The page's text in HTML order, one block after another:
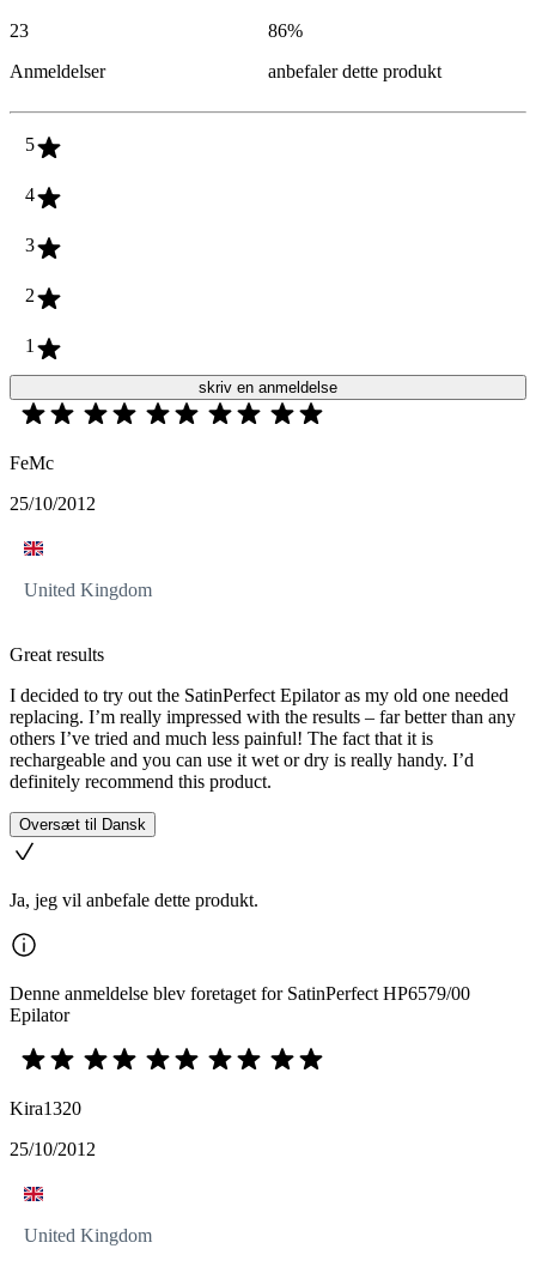
23
Anmeldelser
86%
anbefaler dette produkt
5
4
3
2
1
skriv en anmeldelse
FeMc
25/10/2012
United Kingdom
Great results
I decided to try out the SatinPerfect Epilator as my old one needed
replacing. I’m really impressed with the results – far better than any
others I’ve tried and much less painful! The fact that it is
rechargeable and you can use it wet or dry is really handy. I’d
definitely recommend this product.
Oversæt til Dansk
Ja, jeg vil anbefale dette produkt.
Denne anmeldelse blev foretaget for SatinPerfect HP6579/00
Epilator
Kira1320
25/10/2012
United Kingdom